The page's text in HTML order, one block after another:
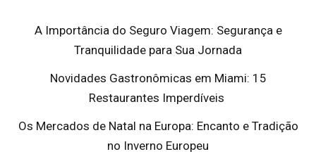
A Importância do Seguro Viagem: Segurança e
Tranquilidade para Sua Jornada
Novidades Gastronômicas em Miami: 15
Restaurantes Imperdíveis
Os Mercados de Natal na Europa: Encanto e Tradição
no Inverno Europeu